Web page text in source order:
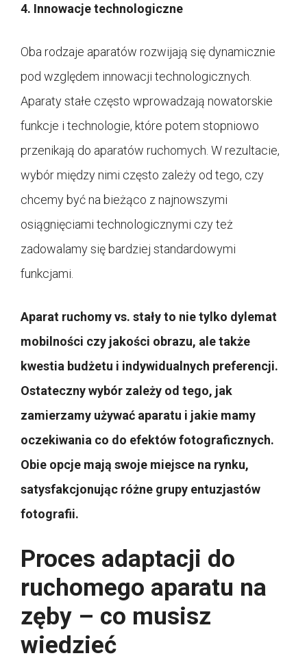
4. Innowacje technologiczne
Oba rodzaje aparatów rozwijają się dynamicznie
pod względem innowacji technologicznych.
Aparaty stałe często wprowadzają nowatorskie
funkcje i technologie, które potem stopniowo
przenikają do aparatów ruchomych. W rezultacie,
wybór między nimi często zależy od tego, czy
chcemy być na bieżąco z najnowszymi
osiągnięciami technologicznymi czy też
zadowalamy się bardziej standardowymi
funkcjami.
Aparat ruchomy vs. stały to nie tylko dylemat
mobilności czy jakości obrazu, ale także
kwestia budżetu i indywidualnych preferencji.
Ostateczny wybór zależy od tego, jak
zamierzamy używać aparatu i jakie mamy
oczekiwania co do efektów fotograficznych.
Obie opcje mają swoje miejsce na rynku,
satysfakcjonując różne grupy entuzjastów
fotografii.
Proces adaptacji do
ruchomego aparatu na
zęby – co musisz
wiedzieć